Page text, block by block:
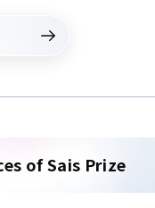
of Sais Prize